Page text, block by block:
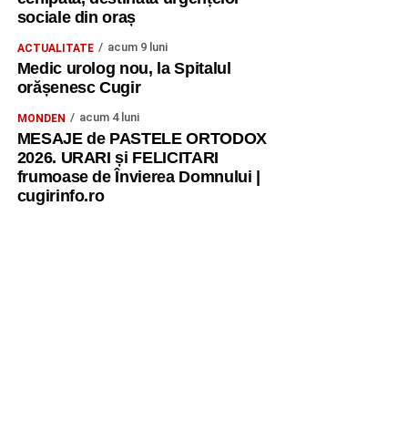
sociale din oraș
ACTUALITATE acum 9 luni
Medic urolog nou, la Spitalul
orășenesc Cugir
MONDEN acum 4 luni
MESAJE de PASTELE ORTODOX
2026. URARI și FELICITARI
frumoase de Învierea Domnului |
cugirinfo.ro